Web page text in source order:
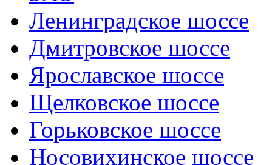
Ленинградское шоссе
Дмитровское шоссе
Ярославское шоссе
Щелковское шоссе
Горьковское шоссе
Носовихинское шоссе